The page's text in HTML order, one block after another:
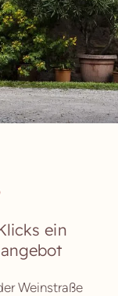
ein
Weinstraße